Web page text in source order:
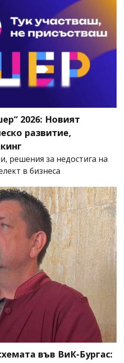
2026: Новият
развитие,
решения за недостига на
в бизнеса
във ВиК-Бургас: